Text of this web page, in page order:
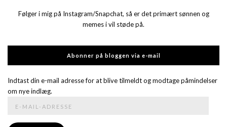
Følger i mig på Instagram/Snapchat, så er det primært sønnen og
memes i vil støde på.
Abonner på bloggen via e-mail
Indtast din e-mail adresse for at blive tilmeldt og modtage påmindelser
om nye indlæg.
adresse